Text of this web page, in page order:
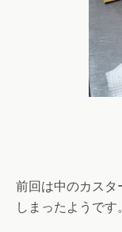
前回は中のカスタ
しまったようです。